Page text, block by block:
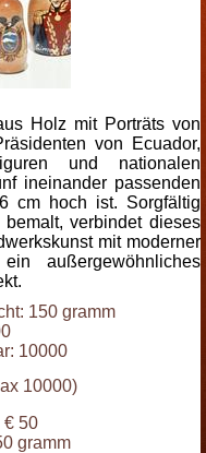
Holz mit Porträts von
von Ecuador,
und nationalen
ineinander passenden
cm hoch ist. Sorgfältig
verbindet dieses
mit moderner
außergewöhnliches
150 gramm
10000
10000)
€ 50
gramm